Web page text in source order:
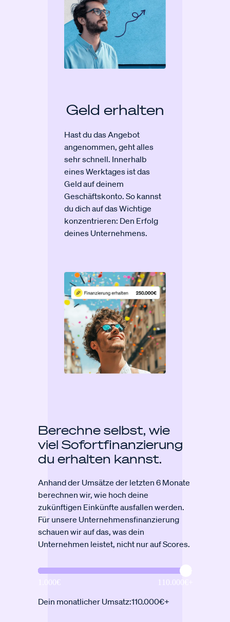
Geld erhalten
Hast du das Angebot
angenommen, geht alles
sehr schnell. Innerhalb
eines Werktages ist das
Geld auf deinem
Geschäftskonto. So kannst
du dich auf das Wichtige
konzentrieren: Den Erfolg
deines Unternehmens.
Berechne selbst, wie
viel Sofort­finanzierung
du erhalten kannst.
Anhand der Umsätze der letzten 6 Monate
berechnen wir, wie hoch deine
zukünftigen Einkünfte ausfallen werden.
Für unsere Unternehmensfinanzierung
schauen wir auf das, was dein
Unternehmen leistet, nicht nur auf Scores.
Dein monatlicher Umsatz:110.000€+